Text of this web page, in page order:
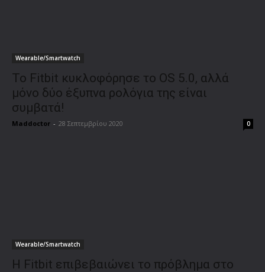
Wearable/Smartwatch
Το Fitbit κυκλοφόρησε το OS 5.0, αλλά
μόνο δύο έξυπνα ρολόγια της είναι
συμβατά!
Maddoctor - 28 Σεπτεμβρίου 2020 0
Wearable/Smartwatch
Η Fitbit επιβεβαιώνει το πρόβλημα στο